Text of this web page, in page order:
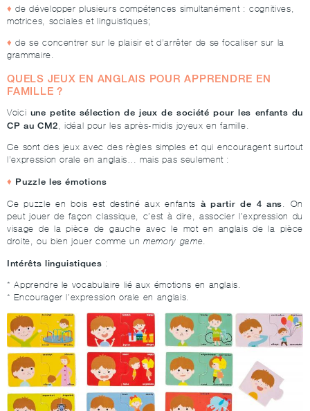
de développer plusieurs compétences simultanément : cognitives,
motrices, sociales et linguistiques;
de se concentrer sur le plaisir et d’arrêter de se focaliser sur la
grammaire.
QUELS JEUX EN ANGLAIS POUR APPRENDRE EN
FAMILLE ?
Voici une petite sélection de jeux de société pour les enfants du
CP au CM2, idéal pour les après-midis joyeux en famille.
Ce sont des jeux avec des règles simples et qui encouragent surtout
l’expression orale en anglais… mais pas seulement :
Puzzle les émotions
Ce puzzle en bois est destiné aux enfants à partir de 4 ans. On
peut jouer de façon classique, c’est à dire, associer l’expression du
visage de la pièce de gauche avec le mot en anglais de la pièce
droite, ou bien jouer comme unmemory game.
Intérêts linguistiques :
* Apprendre le vocabulaire lié aux émotions en anglais.
* Encourager l’expression orale en anglais.